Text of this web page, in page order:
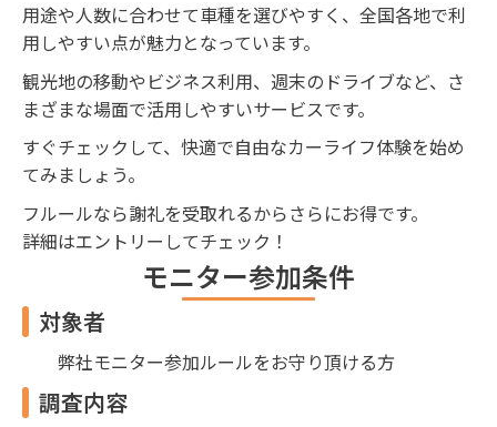
用途や人数に合わせて車種を選びやすく、全国各地で利
用しやすい点が魅力となっています。
観光地の移動やビジネス利用、週末のドライブなど、さ
まざまな場面で活用しやすいサービスです。
すぐチェックして、快適で自由なカーライフ体験を始め
てみましょう。
フルールなら謝礼を受取れるからさらにお得です。
詳細はエントリーしてチェック！
モニター参加条件
対象者
弊社モニター参加ルールをお守り頂ける方
調査内容